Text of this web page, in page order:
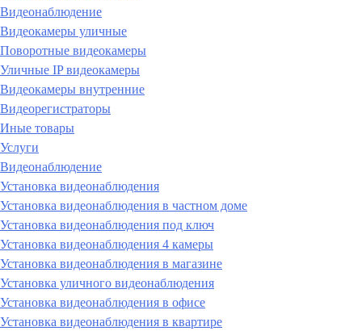
Видеонаблюдение
Видеокамеры уличные
Поворотные видеокамеры
Уличные IP видеокамеры
Видеокамеры внутренние
Видеорегистраторы
Иные товары
Услуги
Видеонаблюдение
Установка видеонаблюдения
Установка видеонаблюдения в частном доме
Установка видеонаблюдения под ключ
Установка видеонаблюдения 4 камеры
Установка видеонаблюдения в магазине
Установка уличного видеонаблюдения
Установка видеонаблюдения в офисе
Установка видеонаблюдения в квартире